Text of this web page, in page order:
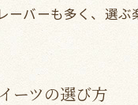
イ
ーバーも多く、選
ーツの選び方